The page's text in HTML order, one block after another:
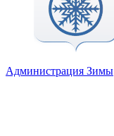
Администрация Зимы